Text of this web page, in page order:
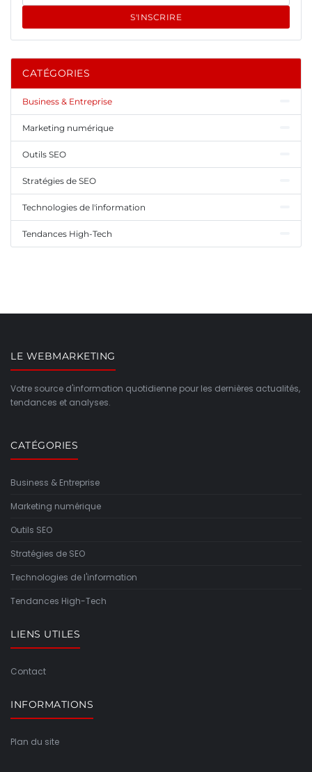
S'INSCRIRE
CATÉGORIES
Business & Entreprise
Marketing numérique
Outils SEO
Stratégies de SEO
Technologies de l'information
Tendances High-Tech
LE WEBMARKETING
Votre source d'information quotidienne pour les dernières actualités,
tendances et analyses.
CATÉGORIES
Business & Entreprise
Marketing numérique
Outils SEO
Stratégies de SEO
Technologies de l'information
Tendances High-Tech
LIENS UTILES
Contact
INFORMATIONS
Plan du site